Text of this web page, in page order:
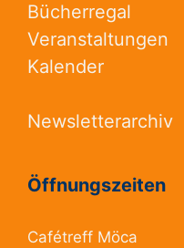
Bücherregal
Veranstaltungen
Kalender
Newsletterarchiv
Öffnungszeiten
Cafétreff Möca